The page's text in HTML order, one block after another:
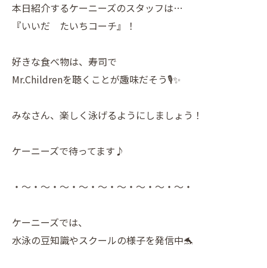
本日紹介するケーニーズのスタッフは…
『いいだ たいちコーチ』！
好きな食べ物は、寿司で
Mr.Childrenを聴くことが趣味だそう🎙️✨
みなさん、楽しく泳げるようにしましょう！
ケーニーズで待ってます♪
・～・～・～・～・～・～・～・～・～・
ケーニーズでは、
水泳の豆知識やスクールの様子を発信中🐬